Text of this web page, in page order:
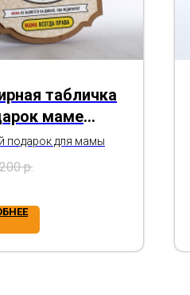
табличка
маме
мамы"
подарок для мамы
р.